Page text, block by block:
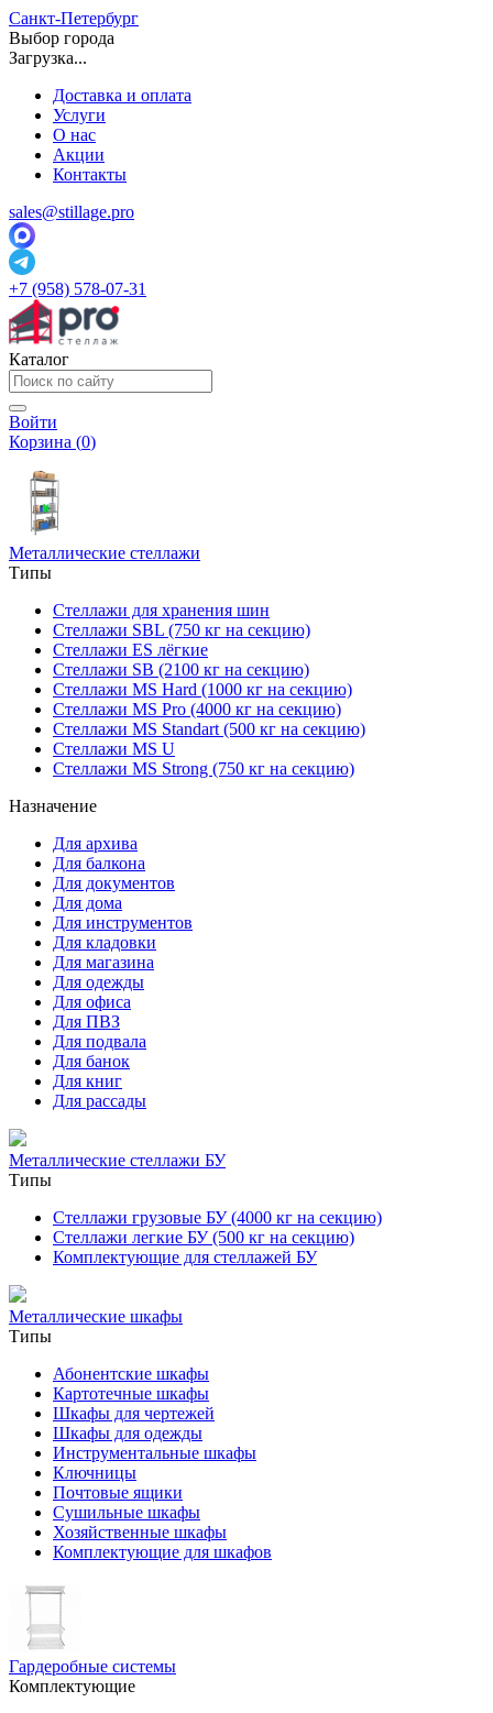
Санкт-Петербург
Выбор города
Загрузка...
Доставка и оплата
Услуги
О нас
Акции
Контакты
sales@stillage.pro
+7 (958) 578-07-31
Каталог
Войти
Корзина (0)
Металлические стеллажи
Типы
Стеллажи для хранения шин
Стеллажи SBL (750 кг на секцию)
Стеллажи ES лёгкие
Стеллажи SB (2100 кг на секцию)
Стеллажи MS Hard (1000 кг на секцию)
Стеллажи MS Pro (4000 кг на секцию)
Стеллажи MS Standart (500 кг на секцию)
Стеллажи MS U
Стеллажи MS Strong (750 кг на секцию)
Назначение
Для архива
Для балкона
Для документов
Для дома
Для инструментов
Для кладовки
Для магазина
Для одежды
Для офиса
Для ПВЗ
Для подвала
Для банок
Для книг
Для рассады
Металлические стеллажи БУ
Типы
Стеллажи грузовые БУ (4000 кг на секцию)
Стеллажи легкие БУ (500 кг на секцию)
Комплектующие для стеллажей БУ
Металлические шкафы
Типы
Абонентские шкафы
Картотечные шкафы
Шкафы для чертежей
Шкафы для одежды
Инструментальные шкафы
Ключницы
Почтовые ящики
Сушильные шкафы
Хозяйственные шкафы
Комплектующие для шкафов
Гардеробные системы
Комплектующие